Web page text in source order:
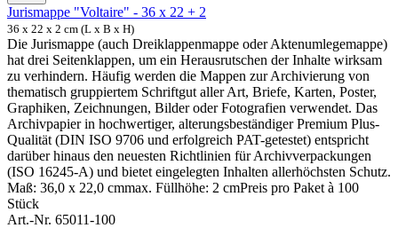
Jurismappe "Voltaire" - 36 x 22 + 2
36 x 22 x 2 cm (L x B x H)
Die Jurismappe (auch Dreiklappenmappe oder Aktenumlegemappe)
hat drei Seitenklappen, um ein Herausrutschen der Inhalte wirksam
zu verhindern. Häufig werden die Mappen zur Archivierung von
thematisch gruppiertem Schriftgut aller Art, Briefe, Karten, Poster,
Graphiken, Zeichnungen, Bilder oder Fotografien verwendet. Das
Archivpapier in hochwertiger, alterungsbeständiger Premium Plus-
Qualität (DIN ISO 9706 und erfolgreich PAT-getestet) entspricht
darüber hinaus den neuesten Richtlinien für Archivverpackungen
(ISO 16245-A) und bietet eingelegten Inhalten allerhöchsten Schutz.
Maß: 36,0 x 22,0 cmmax. Füllhöhe: 2 cmPreis pro Paket à 100
Stück
Art.-Nr. 65011-100